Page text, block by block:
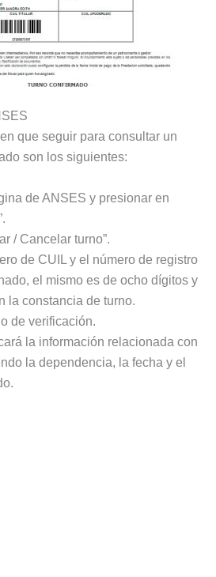
que seguir para consultar un
son los siguientes:
de ANSES y presionar en
/ Cancelar turno”.
de CUIL y el número de registro
el mismo es de ocho dígitos y
la constancia de turno.
de verificación.
la información relacionada con
la dependencia, la fecha y el